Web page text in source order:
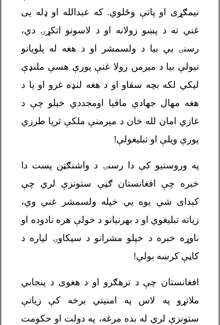
نیمګړی او پاتې وځلوي. که عبدالله او ډله يی
غني ته د پښو زولانه او د لاسونو اتکړۍ دي،
رسنۍ يي بیا د ولسمشر او د هغه له پلویانو
نیولې بیا د میرمن رولا غنې پورې هسې ملنډې
لیکي لکه بچه سقاو او د هغه لنډه غرو او یا د
هغه مهال جهادي مافیا اومجددي خېلو چې د
غازي امان لله خان د میرمنې ملکې ثریا طرزي
پورې ویلې او تبلیغولې!
په وروستیو کې دا رسنۍ د واشنګټن پست دا
خبره چې افغانستان ګڼې ستونزې لري چې
کېدای شي یوه يي خپله ولسمشر غني وي،
زیاته تبلیغوي او د بهرنیانو د خولې هره نادوده او
ناوړه خبره د خپلو مشرانو د سپکاوۍ لپاره د
کاڼې کرښه بولي!
افغانستان چې د ترهګرو او د هغوی د پنجابي
ملاتړو په لاس په امنیتي برخه کې زیاتې
ستونزې لري له بده مرغه، په دولت او حکومت